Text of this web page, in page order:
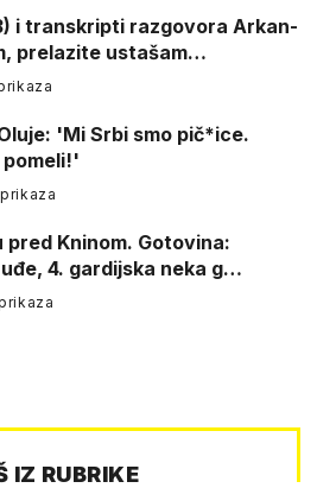
i transkripti razgovora Arkan-
prelazite ustašam…
'Mi Srbi smo pič*ice.
prikaza
4. gardijska neka g…
IZ RUBRIKE